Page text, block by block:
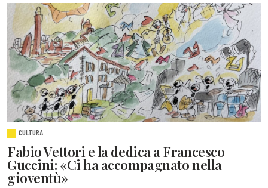
CULTURA
Fabio Vettori e la dedica a Francesco
Guccini: «Ci ha accompagnato nella
gioventù»